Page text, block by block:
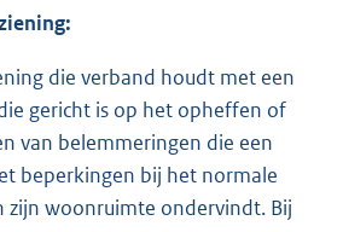
die verband houdt met een
gericht is op het opheffen of
van belemmeringen die een
beperkingen bij het normale
zijn woonruimte ondervindt. Bij